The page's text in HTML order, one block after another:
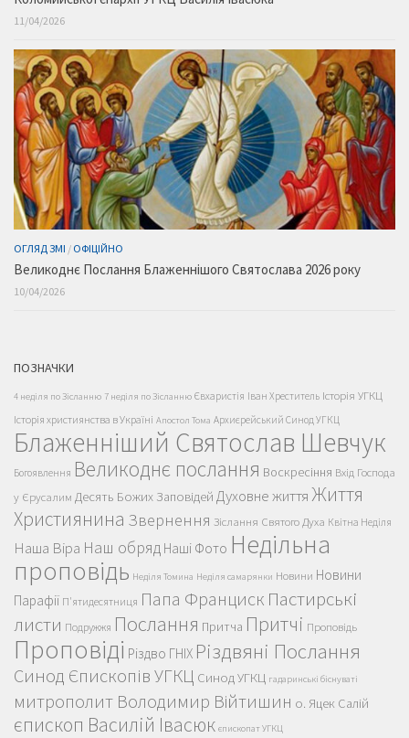
11/04/2026
ОГЛЯД ЗМІ / ОФІЦІЙНО
Великоднє Послання Блаженнішого Святослава 2026 року
10/04/2026
ПОЗНАЧКИ
4 неділя по Зісланню 7 неділя по Зісланню Євхаристія Іван Хреститель Історія УГКЦ
Історія християнства в Україні Апостол Тома Архиєрейський Синод УГКЦ
Блаженніший Святослав Шевчук
Богоявлення Великоднє послання Воскресіння Вхід Господа
у Єрусалим Десять Божих Заповідей Духовне життяЖиття
Християнина Звернення Зіслання Святого Духа Квітна Неділя
Наша Віра Наш обряд Наші Фото Недільна
проповідь Неділя Томина Неділя самарянки Новини Новини
Парафії П'ятидесятниця Папа Франциск Пастирські
листи Подружжя Послання Притча Притчі Проповідь
Проповіді Різдво ГНІХ Різдвяні Послання
Синод Єпископів УГКЦ Синод УГКЦ гадаринські біснуваті
митрополит Володимир Війтишин о. Яцек Салій
єпископ Василій Івасюк єпископат УГКЦ